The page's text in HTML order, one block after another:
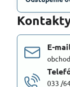
E-
033 /